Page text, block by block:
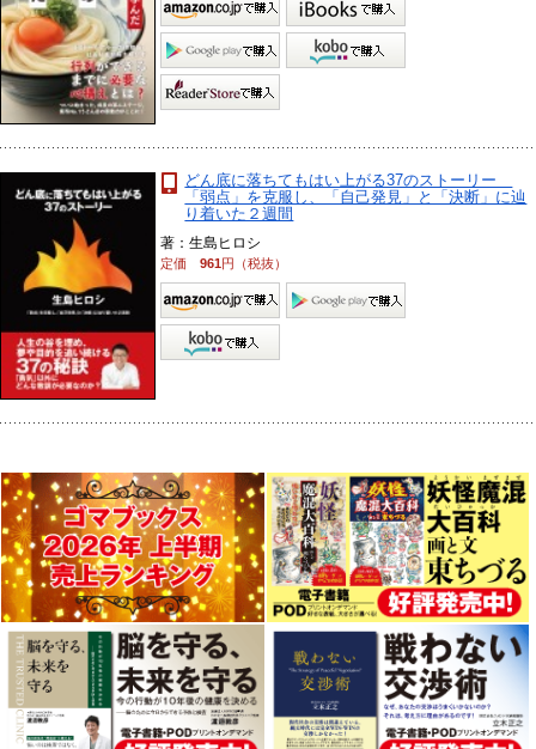
どん底に落ちてもはい上がる37のストーリー
「弱点」を克服し、「自己発見」と「決断」に辿
り着いた２週間
著：生島ヒロシ
定価961円（税抜）